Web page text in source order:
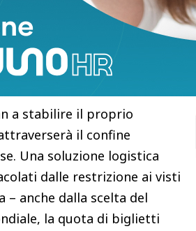
controversie che hanno
d’Asia disputata in
pressioni psicologiche
legati al governo,
i rischi e scongiurare
a stabilire il proprio
il confine
Una soluzione logistica
dalle restrizione ai visti
– anche dalla scelta del
la quota di biglietti